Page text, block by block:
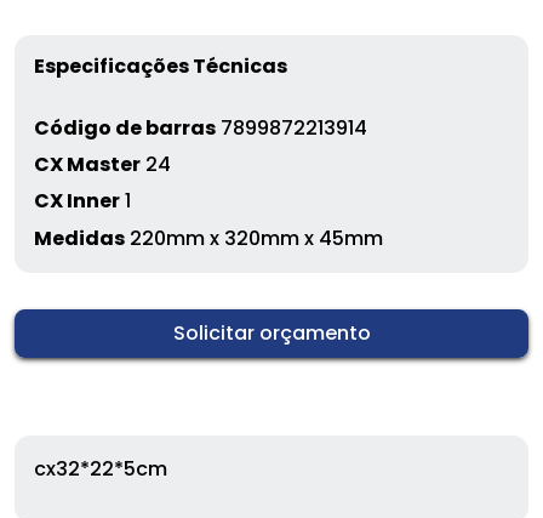
Especificações Técnicas
Código de barras 7899872213914
CX Master 24
CX Inner1
Medidas 220mm x 320mm x 45mm
Solicitar orçamento
cx32*22*5cm